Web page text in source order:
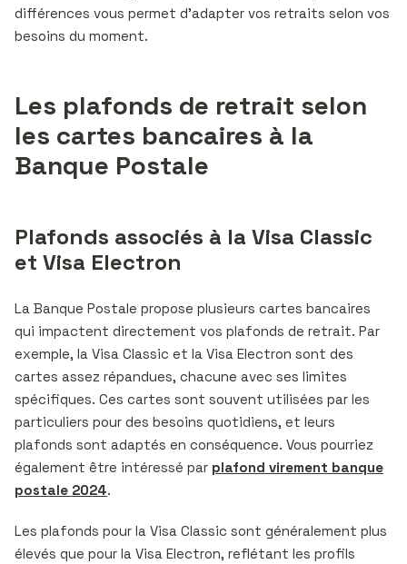
différences vous permet d’adapter vos retraits selon vos
besoins du moment.
Les plafonds de retrait selon
les cartes bancaires à la
Banque Postale
Plafonds associés à la Visa Classic
et Visa Electron
La Banque Postale propose plusieurs cartes bancaires
qui impactent directement vos plafonds de retrait. Par
exemple, la Visa Classic et la Visa Electron sont des
cartes assez répandues, chacune avec ses limites
spécifiques. Ces cartes sont souvent utilisées par les
particuliers pour des besoins quotidiens, et leurs
plafonds sont adaptés en conséquence. Vous pourriez
également être intéressé par plafond virement banque
postale 2024.
Les plafonds pour la Visa Classic sont généralement plus
élevés que pour la Visa Electron, reflétant les profils